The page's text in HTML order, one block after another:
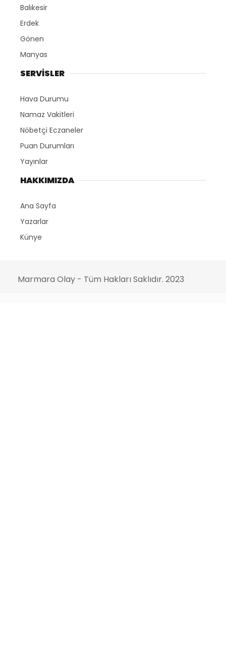
Balıkesir
Erdek
Gönen
Manyas
SERVİSLER
Hava Durumu
Namaz Vakitleri
Nöbetçi Eczaneler
Puan Durumları
Yayınlar
HAKKIMIZDA
Ana Sayfa
Yazarlar
Künye
Marmara Olay - Tüm Hakları Saklıdır. 2023